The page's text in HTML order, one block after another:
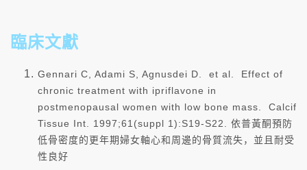
臨床文獻
Gennari C, Adami S, Agnusdei D. et al. Effect of
chronic treatment with ipriflavone in
postmenopausal women with low bone mass. Calcif
Tissue Int. 1997;61(suppl 1):S19-S22. 依普黃酮預防
低骨密度的更年期婦女軸心和周邊的骨質流失，並且耐受
性良好